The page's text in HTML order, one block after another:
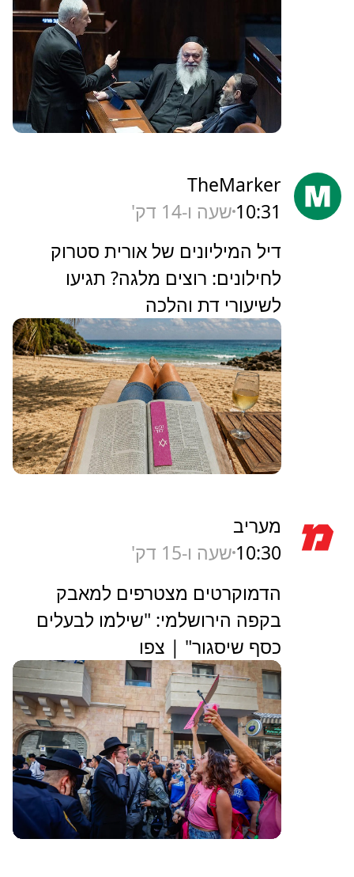
TheMarker
10:31 שעה ו-14 דק'
‏דיל המיליונים של אורית סטרוק
לחילונים: רוצים מלגה? תגיעו
לשיעורי דת והלכה
מעריב
10:30 שעה ו-15 דק'
הדמוקרטים מצטרפים למאבק
בקפה הירושלמי: "שילמו לבעלים
כסף שיסגור" | צפו